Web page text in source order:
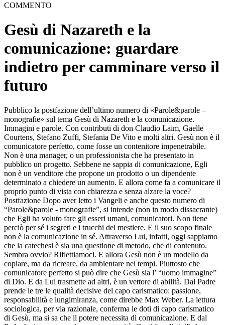
COMMENTO
Gesù di Nazareth e la
comunicazione: guardare
indietro per camminare verso il
futuro
Pubblico la postfazione dell’ultimo numero di «Parole&parole –
monografie» sul tema Gesù di Nazareth e la comunicazione.
Immagini e parole. Con contributi di don Claudio Laim, Gaelle
Courtens, Stefano Zuffi, Stefania De Vito e molti altri. Gesù non è il
comunicatore perfetto, come fosse un contenitore impenetrabile.
Non è una manager, o un professionista che ha presentato in
pubblico un progetto. Sebbene ne sappia di comunicazione, Egli
non è un venditore che propone un prodotto o un dipendente
determinato a chiedere un aumento. E allora come fa a comunicare il
proprio punto di vista con chiarezza e senza alzare la voce?
Postfazione Dopo aver letto i Vangeli e anche questo numero di
“Parole&parole - monografie”, si intende (non in modo dissacrante)
che Egli ha voluto fare gli esseri umani, comunicatori. Non tiene
perciò per sé i segreti e i trucchi del mestiere. E il suo scopo finale
non è la comunicazione in sé. Attraverso Lui, infatti, oggi sappiamo
che la catechesi è sia una questione di metodo, che di contenuto.
Sembra ovvio? Riflettiamoci. E allora Gesù non è un modello da
copiare, ma da ricreare, da ambientare nei tempi. Piuttosto che
comunicatore perfetto si può dire che Gesù sia l’ “uomo immagine”
di Dio. E da Lui trasmette ad altri, è un vettore di abilità. Dal Padre
prende le tre le qualità decisive del capo carismatico: passione,
responsabilità e lungimiranza, come direbbe Max Weber. La lettura
sociologica, per via razionale, conferma le doti di capo carismatico
di Gesù, ma si sa che il potere necessita di comunicazione. E dal